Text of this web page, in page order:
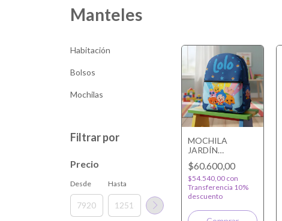
Manteles
Habitación
Bolsos
Mochilas
Filtrar por
Precio
Desde Hasta
MOCHILA
JARDÍN
PERSONALIZADA
$60.600,00
$54.540,00 con
Transferencia 10%
descuento